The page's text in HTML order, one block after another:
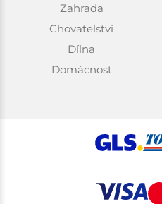
Zahrada
Chovatelství
Dílna
Domácnost